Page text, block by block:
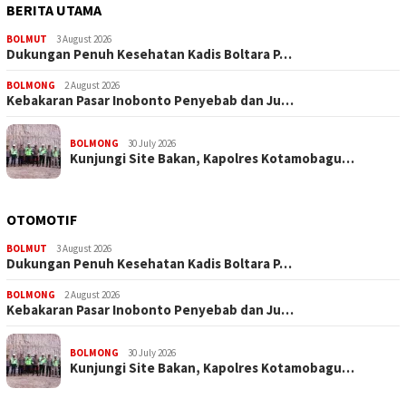
BERITA UTAMA
BOLMUT 3 August 2026
Dukungan Penuh Kesehatan Kadis Boltara P…
BOLMONG 2 August 2026
Kebakaran Pasar Inobonto Penyebab dan Ju…
BOLMONG 30 July 2026
Kunjungi Site Bakan, Kapolres Kotamobagu…
OTOMOTIF
BOLMUT 3 August 2026
Dukungan Penuh Kesehatan Kadis Boltara P…
BOLMONG 2 August 2026
Kebakaran Pasar Inobonto Penyebab dan Ju…
BOLMONG 30 July 2026
Kunjungi Site Bakan, Kapolres Kotamobagu…